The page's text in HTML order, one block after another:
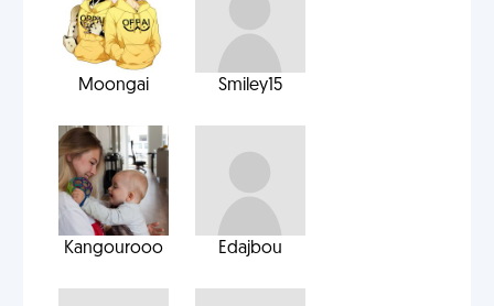
Moongai Smiley15
Kangourooo Edajbou